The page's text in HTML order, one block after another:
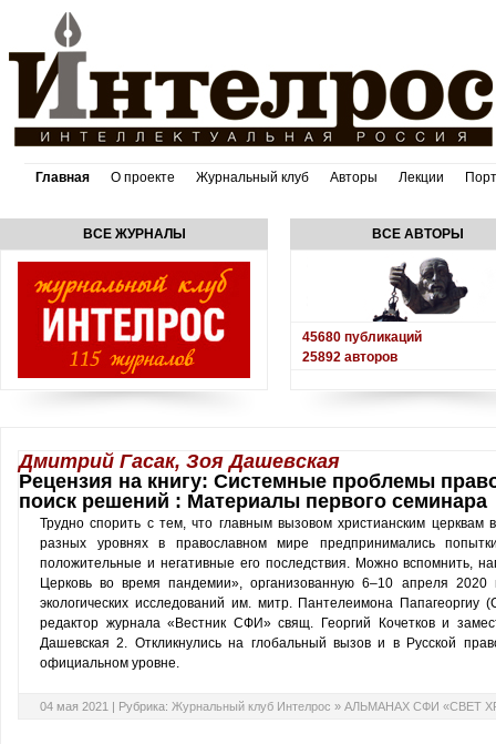
Главная О проекте Журнальный клуб Авторы Лекции
ВСЕ ЖУРНАЛЫ ВСЕ АВТОРЫ
45680 публикаций
25892 авторов
Дмитрий Гасак, Зоя Дашевская
Рецензия на книгу: Системные проблемы
поиск решений : Материалы первого семинара
Трудно спорить с тем, что главным вызовом христианским
разных уровнях в православном мире предпринимались
положительные и негативные его последствия. Можно вспомнить,
Церковь во время пандемии», организованную 6–10 апреля 2020
экологических исследований им. митр. Пантелеимона Папагеоргиу
редактор журнала «Вестник СФИ» свящ. Георгий Кочетков и
Дашевская 2. Откликнулись на глобальный вызов и в Русской
официальном уровне.
04 мая 2021 | Рубрика: Журнальный клуб Интелрос » АЛЬМАНАХ СФИ «СВЕТ